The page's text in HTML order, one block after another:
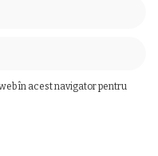
în acest navigator pentru